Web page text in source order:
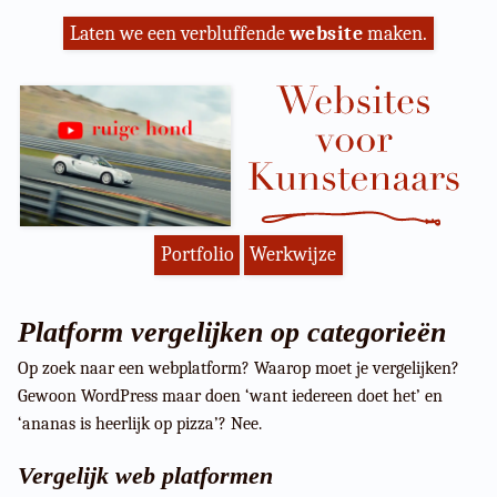
Laten we een verbluffendewebsitemaken.
Platform vergelijken op categorieën
Op zoek naar een webplatform? Waarop moet je vergelijken?
Gewoon WordPress maar doen ‘want iedereen doet het’ en
‘ananas is heerlijk op pizza’? Nee.
Vergelijk web platformen
Portfolio Werkwijze